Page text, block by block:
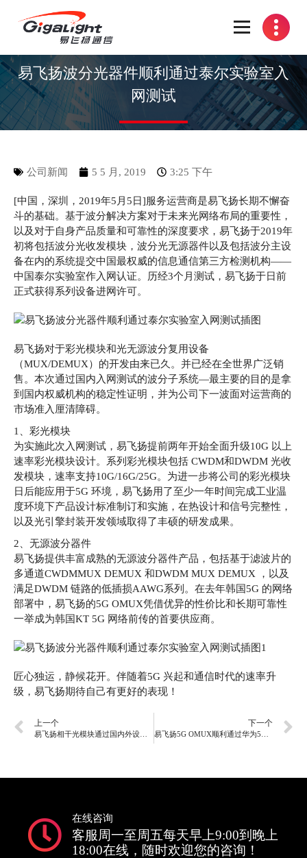
开放光网络器件的向导
易飞扬波分光器件顺利通过泰尔实验室入
网测试
公司新闻 5 5 月, 2019 3:25 下午
[中国，深圳，2019年5月5日]服务运营商是易飞扬长期不懈奋
斗的基础。基于波分解决方案对于未来光网络布局的重要性，
以及对于自身产品质量和可靠性的深度要求，易飞扬于2019年
初将包括波分光收发模块，波分光无源器件以及包括波分主设
备在内的系统提交中国最权威的信息通信第三方检测机构——
中国泰尔实验室作入网认证。历经3个月测试，易飞扬于日前
正式获得系列设备进网许可。
易飞扬对于彩光模块和光无源波分复用设备
（MUX/DEMUX）的开发由来已久。并已经在全世界广泛销
售。本次通过国内入网测试的波分子系统—最主要的目的是拿
到国内权威机构的稳定性证明，并为公司下一波面对运营商的
市场准入厘清障碍。
1、彩光模块
为实施此次入网测试，易飞扬提前两年开始全面升级10G 以上
速率彩光模块设计。系列彩光模块包括 CWDM和DWDM 光收
发模块，速率支持10G/16G/25G。为进一步将公司的彩光模块
日后能应用于5G 环境，易飞扬用了至少一年时间完成工业温
度环境下产品设计标准制订和实施，在热设计和信号完整性，
以及光引擎封装开发领域取得了丰硕的研发成果。
2、无源波分器件
易飞扬提供丰富成熟的无源波分器件产品，包括基于滤波片的
多通道CWDMMUX DEMUX 和DWDM MUX DEMUX ，以及
满足DWDM 链路的低插损AAWG系列。在去年韩国5G 的网络
部署中，易飞扬的5G OMUX凭借优异的性价比和长期可靠性
一举成为韩国KT 5G 网络前传的首要供应商。
匠心独运，静候花开。伴随着5G 兴起和通信时代的速率升
级，易飞扬期待自己有更好的表现！
上一个 下一个
在线咨询
客服周一至周五每天早上9:00到晚上
18:00在线，随时欢迎您的咨询！